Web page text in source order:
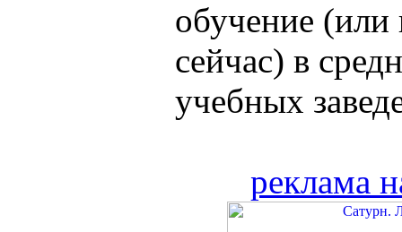
обучение (или
сейчас) в
учебных
реклама